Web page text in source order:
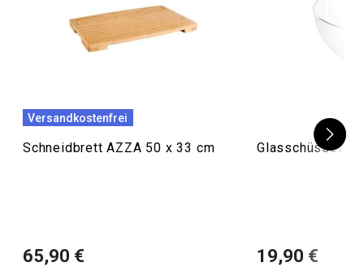
Versandkostenfrei
Schneidbrett AZZA 50 x 33 cm
65,90 €
Glasschüssel
19,90 €